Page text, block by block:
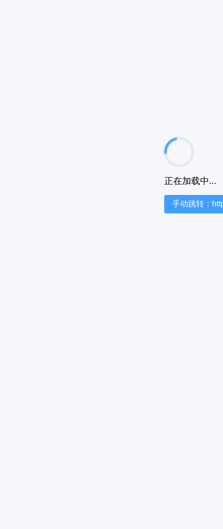
正在加载中...
手动跳转：